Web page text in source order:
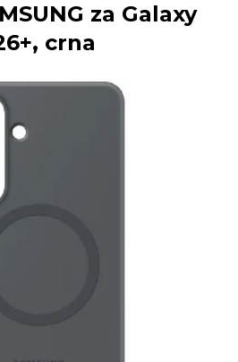
za Galaxy
crna